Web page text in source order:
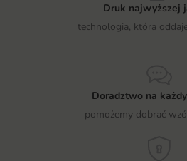
Druk najwyższej
technologia, która
Doradztwo na
pomożemy dobrać